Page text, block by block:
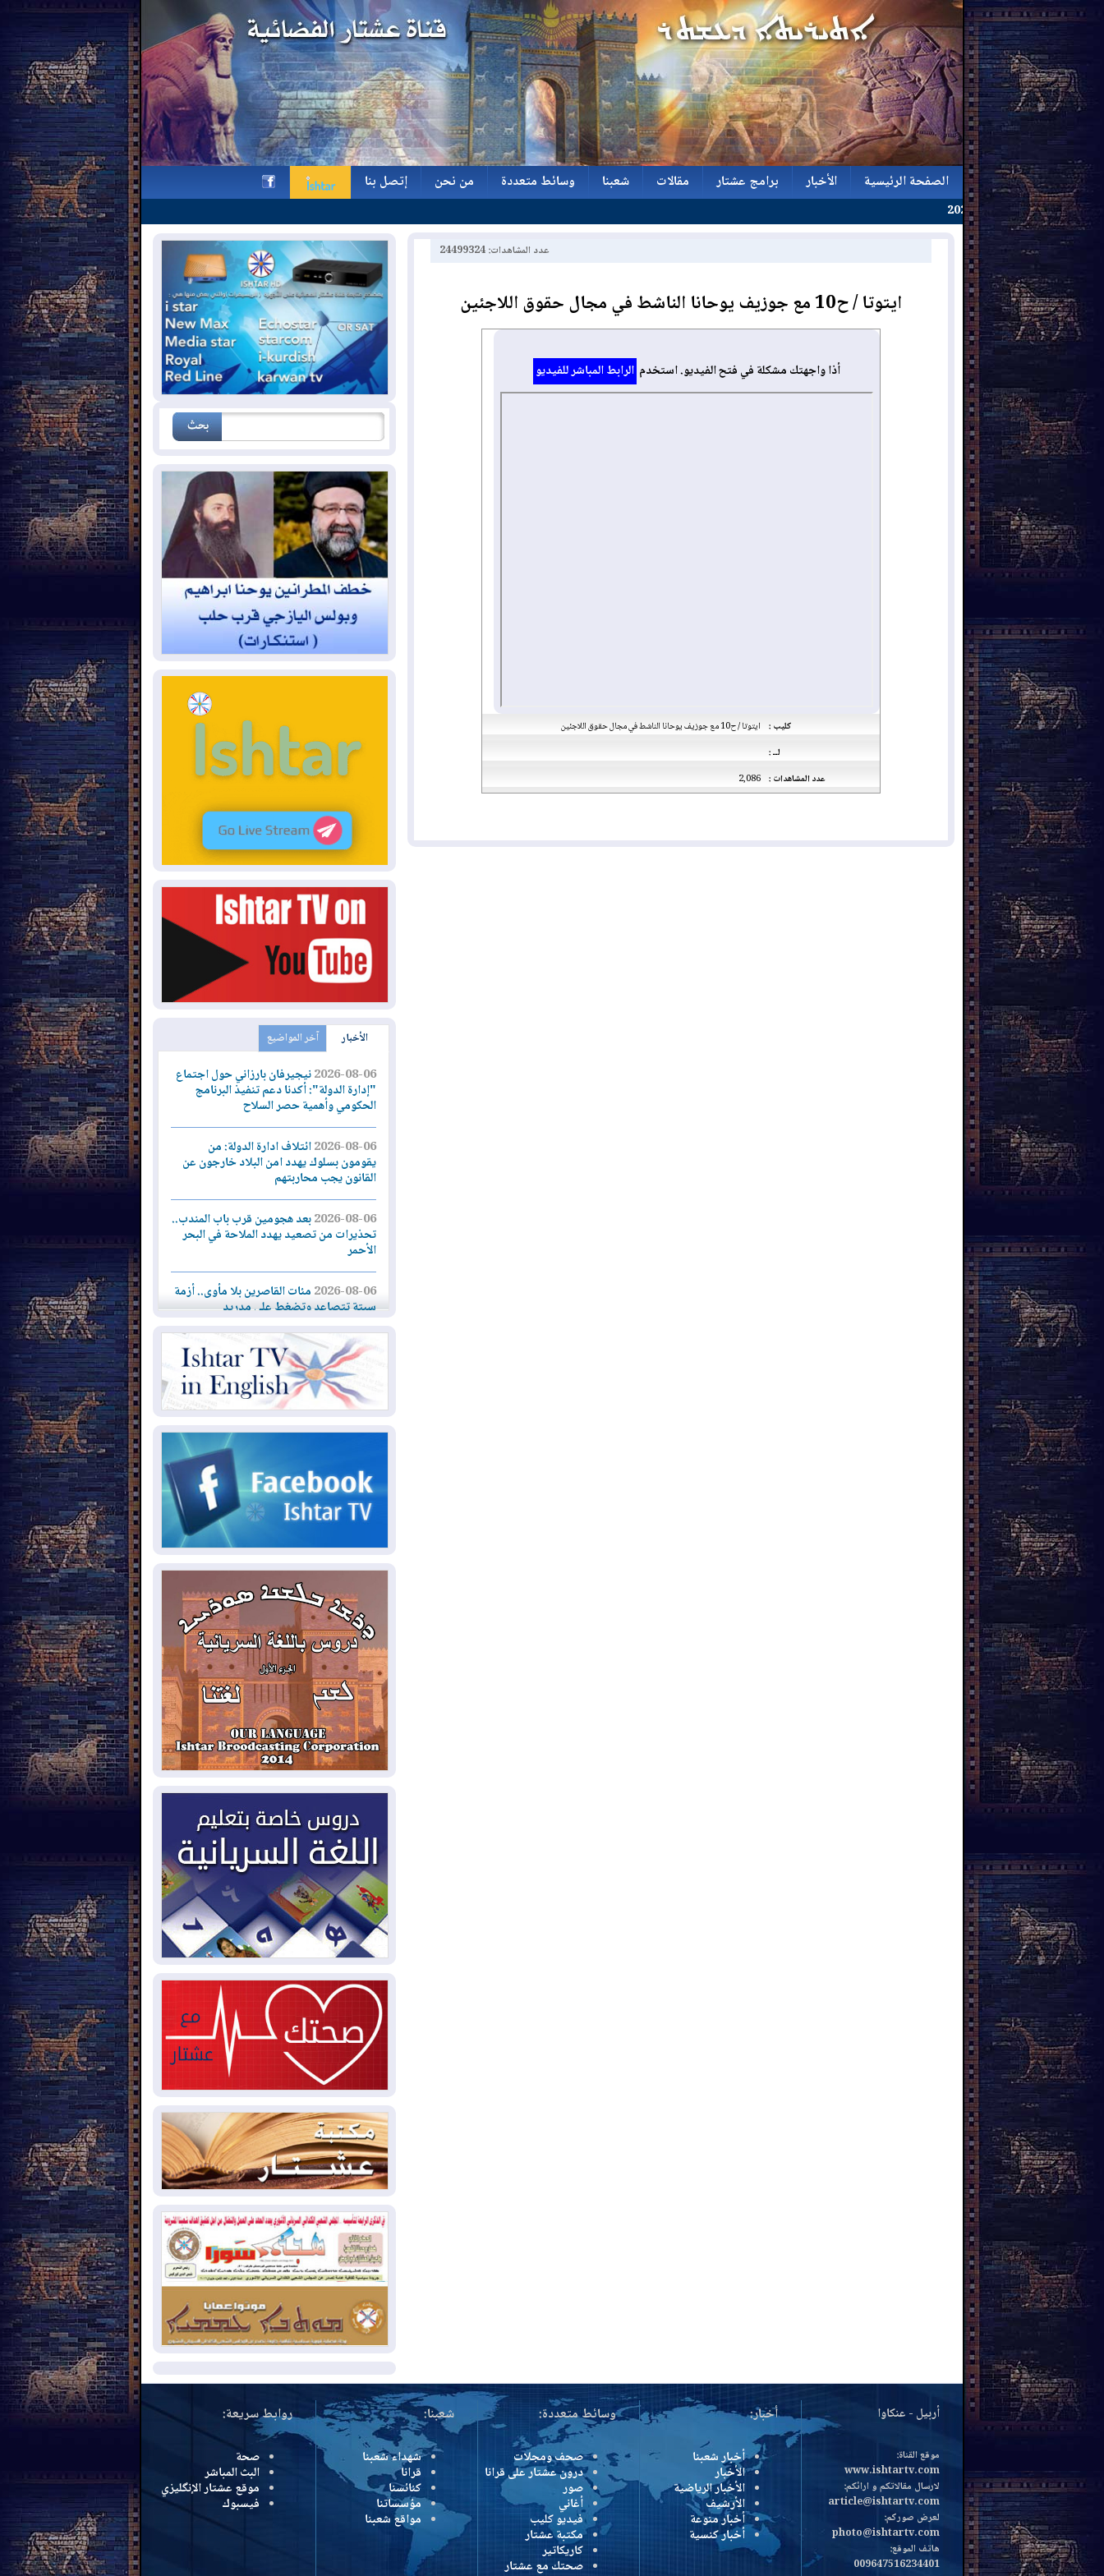
الصفحة الرئيسية
الصفحة الرئيسية
الأخبار
برامج عشتار
مقالات
شعبنا
وسائط متعددة
من نحن
إتصل بنا
وقفة تذكارية لقناة عشتار في
عدد المشاهدات: 24499324
ايتوتا / ح10 مع جوزيف يوحانا الناشط في مجال حقوق اللاجئين
أذا واجهتك مشكلة في فتح الفيديو. استخدم الرابط المباشر للفيديو
ايتوتا / ح10 مع جوزيف يوحانا الناشط في مجال حقوق اللاجئين كليب :
لــ :
2,086 عدد المشاهدات :
h
الأخبار آخر المواضيع
2026-08-06نيجيرفان بارزاني حول اجتماع
"إدارة الدولة": أكدنا دعم تنفيذ البرنامج
الحكومي وأهمية حصر السلاح
2026-08-06ائتلاف ادارة الدولة: من
يقومون بسلوك يهدد امن البلاد خارجون عن
القانون يجب محاربتهم
2026-08-06بعد هجومين قرب باب المندب..
تحذيرات من تصعيد يهدد الملاحة في البحر
الأحمر
2026-08-06مئات القاصرين بلا مأوى.. أزمة
سبتة تتصاعد وتضغط على مدريد
2026-08-05
لمدة عام.. بدء توريد 100
مليون قدم مكعب يومياً من غاز كورمور في
إقليم كوردستان إلى وزارة الكهرباء العراقية
ملامح أخطر التحديات التي تواجه العراق
2026-08-05
حرائق فرنسا.. توقيف 402
شخص بينهم 156 قاصرا منذ بداية موسم
الحرائق
2026-08-04سومو: إنتاج النفط في إقليم
كوردستان انخفض إلى أقل من 10%
2026-08-04ملفات حقبة الكاظمي تعود إلى
الواجهة.. أنباء عن مراجعات قضائية
وتحقيقات أوسع في قضايا فساد
2026-08-04
بيترو يشكو تزوير الانتخابات
الرئاسية ويحذر من "حرب أهلية" في
كولومبيا
2026-08-03رئيس إقليم كوردستان في
2026-08-03العراق يؤكد مجدداً التزامه
بمنع الهجمات على الدول المجاورة
2026-08-03العجز والاقتراض يطوقان
المالية العراقية.. اقتراض يتجاوز 3 تريليونات
دينار!
2026-08-03كوبا تغرق في الظلام مجددا
2026-08-03
أوامر بإجلاء 60 ألف شخص
بسبب الحرائق في ولاية واشنطن
2026-08-02
مشروع "حسابي" يُمهل
الموظفين حتى نهاية أغسطس لاستلام
بطاقاتهم المصرفية
2026-08-02دمشق وعمّان تحذران بغداد:
أي هجوم من أراضي العراق سيواجه برد
2026-08-02ترامب: الولايات المتحدة
وإسرائيل تعلقان شن ضربات على إيران
2026-08-01تقرير: الولايات المتحدة تسحب
منظومة باتريوت الدفاعية من أربيل
2026-08-01
النفط: اتفاقية ثلاثية لاستئناف
التصدير عبر جيهان بطاقة 750 ألف برميل
يومياً
المزيد
أربيل - عنكاوا
موقع القناة:
www.ishtartv.com
لارسال مقالاتكم و ارائكم:
article@ishtartv.com
لعرض صوركم:
photo@ishtartv.com
هاتف الموقع:
009647516234401
أخبار:
أخبار شعبنا
الأخبار
الأخبار الرياضية
الأرشيف
أخبار منوعة
أخبار كنسية
وسائط متعددة:
صحف ومجلات
درون عشتار على قرانا
صور
أغاني
فيديو كليب
مكتبة عشتار
كاريكاتير
صحتك مع عشتار
شعبنا:
شهداء شعبنا
قرانا
كنائسنا
مؤسساتنا
مواقع شعبنا
روابط سريعة:
صحة
البث المباشر
موقع عشتار الإنگليزي
فيسبوك